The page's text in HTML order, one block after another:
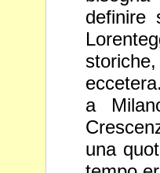
definire
a
una